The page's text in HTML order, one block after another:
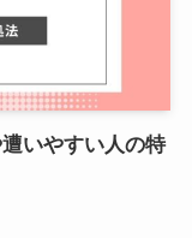
いやすい人の特